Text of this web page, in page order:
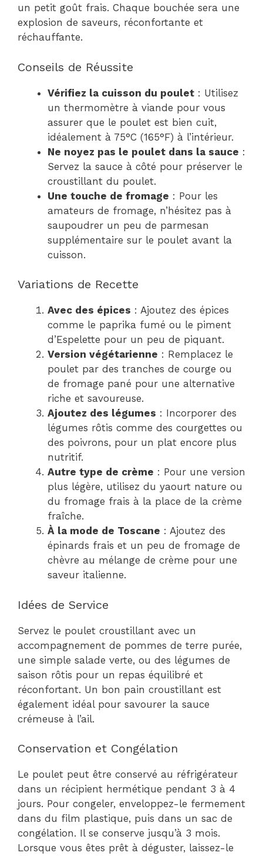
un petit goût frais. Chaque bouchée sera une
explosion de saveurs, réconfortante et
réchauffante.
Conseils de Réussite
Vérifiez la cuisson du poulet : Utilisez
un thermomètre à viande pour vous
assurer que le poulet est bien cuit,
idéalement à 75°C (165°F) à l’intérieur.
Ne noyez pas le poulet dans la sauce :
Servez la sauce à côté pour préserver le
croustillant du poulet.
Une touche de fromage : Pour les
amateurs de fromage, n’hésitez pas à
saupoudrer un peu de parmesan
supplémentaire sur le poulet avant la
cuisson.
Variations de Recette
Avec des épices : Ajoutez des épices
comme le paprika fumé ou le piment
d’Espelette pour un peu de piquant.
Version végétarienne : Remplacez le
poulet par des tranches de courge ou
de fromage pané pour une alternative
riche et savoureuse.
Ajoutez des légumes : Incorporer des
légumes rôtis comme des courgettes ou
des poivrons, pour un plat encore plus
nutritif.
Autre type de crème : Pour une version
plus légère, utilisez du yaourt nature ou
du fromage frais à la place de la crème
fraîche.
À la mode de Toscane : Ajoutez des
épinards frais et un peu de fromage de
chèvre au mélange de crème pour une
saveur italienne.
Idées de Service
Servez le poulet croustillant avec un
accompagnement de pommes de terre purée,
une simple salade verte, ou des légumes de
saison rôtis pour un repas équilibré et
réconfortant. Un bon pain croustillant est
également idéal pour savourer la sauce
crémeuse à l’ail.
Conservation et Congélation
Le poulet peut être conservé au réfrigérateur
dans un récipient hermétique pendant 3 à 4
jours. Pour congeler, enveloppez-le fermement
dans du film plastique, puis dans un sac de
congélation. Il se conserve jusqu’à 3 mois.
Lorsque vous êtes prêt à déguster, laissez-le